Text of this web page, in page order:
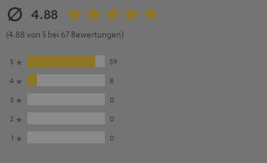
4.88
(4.88 von 5 bei 67 Bewertungen)
5
59
4
8
3
0
2
0
1
0